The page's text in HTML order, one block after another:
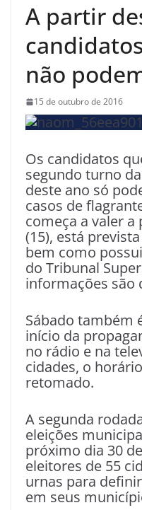
A partir
não
15 de outubro de 2016
Os candidatos
segundo turno
deste ano só
casos de
começa a valer
(15), está
bem como
do Tribunal
informações são
Sábado também
início da
no rádio e na
cidades, o
retomado.
A segunda
eleições
próximo dia 30
eleitores de 55
urnas para
em seus